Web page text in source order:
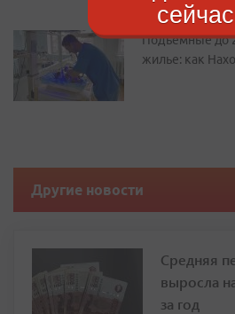
Подъемные до
жилье: как
Другие новости
Средняя
выросла
за год